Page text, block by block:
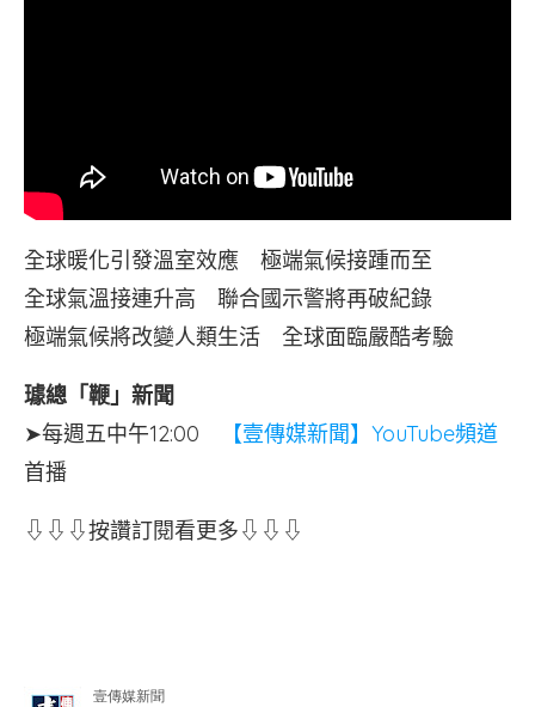
全球暖化引發溫室效應 極端氣候接踵而至
全球氣溫接連升高 聯合國示警將再破紀錄
極端氣候將改變人類生活 全球面臨嚴酷考驗
璩總「鞭」新聞
➤每週五中午12:00
【壹傳媒新聞】YouTube頻道
首播
⇩⇩⇩按讚訂閱看更多⇩⇩⇩